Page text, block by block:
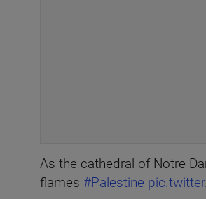
As the cathedral of Notre
flames #Palestine